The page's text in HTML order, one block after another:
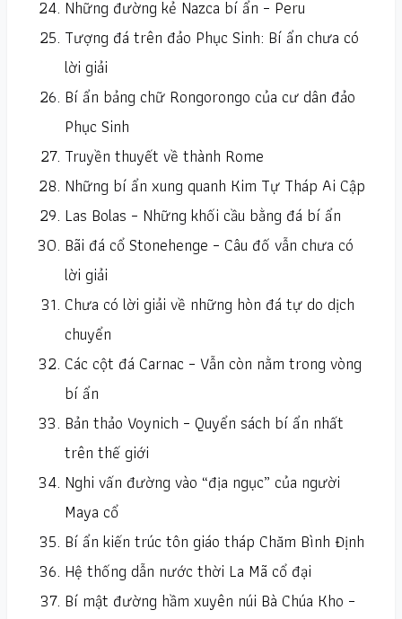
Những đường kẻ Nazca bí ẩn – Peru
Tượng đá trên đảo Phục Sinh: Bí ẩn chưa có
lời giải
Bí ẩn bảng chữ Rongorongo của cư dân đảo
Phục Sinh
Truyền thuyết về thành Rome
Những bí ẩn xung quanh Kim Tự Tháp Ai Cập
Las Bolas – Những khối cầu bằng đá bí ẩn
Bãi đá cổ Stonehenge – Câu đố vẫn chưa có
lời giải
Chưa có lời giải về những hòn đá tự do dịch
chuyển
Các cột đá Carnac – Vẫn còn nằm trong vòng
bí ẩn
Bản thảo Voynich – Quyển sách bí ẩn nhất
trên thế giới
Nghi vấn đường vào “địa ngục” của người
Maya cổ
Bí ẩn kiến trúc tôn giáo tháp Chăm Bình Định
Hệ thống dẫn nước thời La Mã cổ đại
Bí mật đường hầm xuyên núi Bà Chúa Kho –